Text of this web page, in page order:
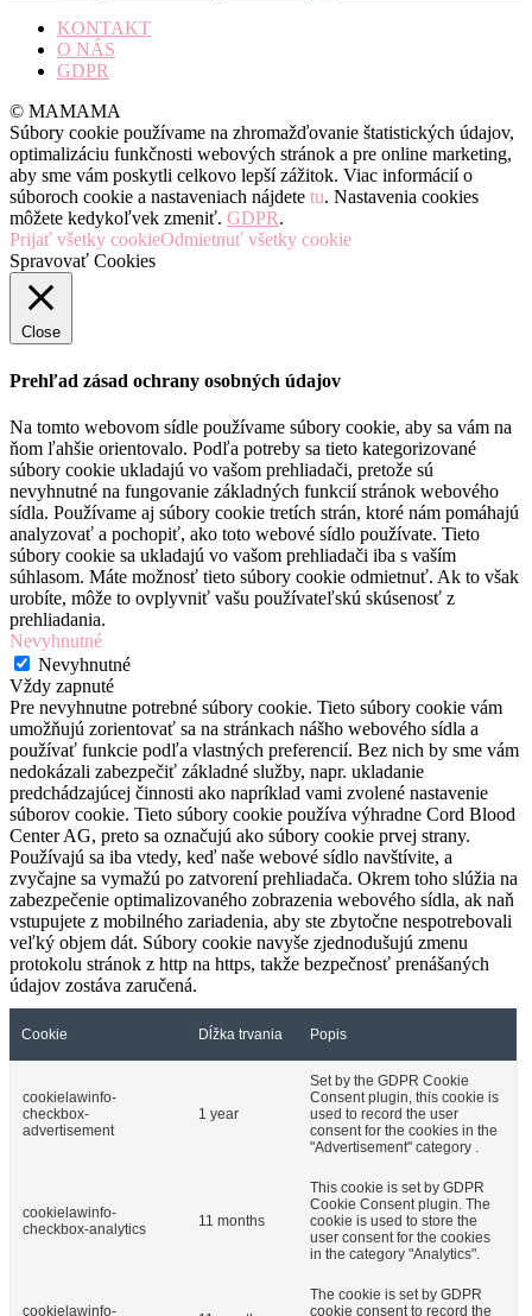
KONTAKT
O NÁS
GDPR
© MAMAMA
Súbory cookie používame na zhromažďovanie štatistických údajov,
optimalizáciu funkčnosti webových stránok a pre online marketing,
aby sme vám poskytli celkovo lepší zážitok. Viac informácií o
súboroch cookie a nastaveniach nájdete tu. Nastavenia cookies
môžete kedykoľvek zmeniť. GDPR.
Prijať všetky cookieOdmietnuť všetky cookie
Spravovať Cookies
Close
Prehľad zásad ochrany osobných údajov
Na tomto webovom sídle používame súbory cookie, aby sa vám na
ňom ľahšie orientovalo. Podľa potreby sa tieto kategorizované
súbory cookie ukladajú vo vašom prehliadači, pretože sú
nevyhnutné na fungovanie základných funkcií stránok webového
sídla. Používame aj súbory cookie tretích strán, ktoré nám pomáhajú
analyzovať a pochopiť, ako toto webové sídlo používate. Tieto
súbory cookie sa ukladajú vo vašom prehliadači iba s vaším
súhlasom. Máte možnosť tieto súbory cookie odmietnuť. Ak to však
urobíte, môže to ovplyvniť vašu používateľskú skúsenosť z
prehliadania.
Nevyhnutné
Nevyhnutné
Vždy zapnuté
Pre nevyhnutne potrebné súbory cookie. Tieto súbory cookie vám
umožňujú zorientovať sa na stránkach nášho webového sídla a
používať funkcie podľa vlastných preferencií. Bez nich by sme vám
nedokázali zabezpečiť základné služby, napr. ukladanie
predchádzajúcej činnosti ako napríklad vami zvolené nastavenie
súborov cookie. Tieto súbory cookie používa výhradne Cord Blood
Center AG, preto sa označujú ako súbory cookie prvej strany.
Používajú sa iba vtedy, keď naše webové sídlo navštívite, a
zvyčajne sa vymažú po zatvorení prehliadača. Okrem toho slúžia na
zabezpečenie optimalizovaného zobrazenia webového sídla, ak naň
vstupujete z mobilného zariadenia, aby ste zbytočne nespotrebovali
veľký objem dát. Súbory cookie navyše zjednodušujú zmenu
protokolu stránok z http na https, takže bezpečnosť prenášaných
údajov zostáva zaručená.
Cookie Dĺžka trvania Popis
cookielawinfo-
checkbox-
advertisement
1 year
Set by the GDPR Cookie
Consent plugin, this cookie is
used to record the user
consent for the cookies in the
"Advertisement" category .
cookielawinfo-
checkbox-analytics
11 months
This cookie is set by GDPR
Cookie Consent plugin. The
cookie is used to store the
user consent for the cookies
in the category "Analytics".
cookielawinfo-
The cookie is set by GDPR
cookie consent to record the